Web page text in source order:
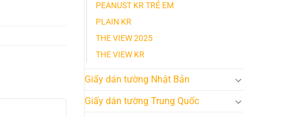
PEANUST KR TRẺ EM
PLAIN KR
THE VIEW 2025
THE VIEW KR
Giấy dán tường Nhật Bản
Giấy dán tường Trung Quốc